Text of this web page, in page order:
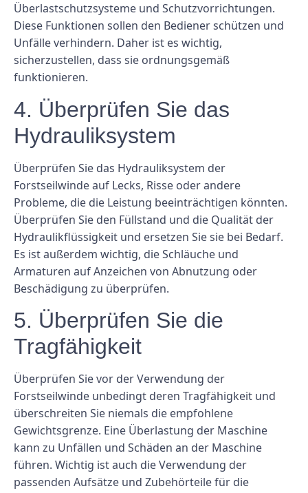
Überlastschutzsysteme und Schutzvorrichtungen.
Diese Funktionen sollen den Bediener schützen und
Unfälle verhindern. Daher ist es wichtig,
sicherzustellen, dass sie ordnungsgemäß
funktionieren.
4. Überprüfen Sie das
Hydrauliksystem
Überprüfen Sie das Hydrauliksystem der
Forstseilwinde auf Lecks, Risse oder andere
Probleme, die die Leistung beeinträchtigen könnten.
Überprüfen Sie den Füllstand und die Qualität der
Hydraulikflüssigkeit und ersetzen Sie sie bei Bedarf.
Es ist außerdem wichtig, die Schläuche und
Armaturen auf Anzeichen von Abnutzung oder
Beschädigung zu überprüfen.
5. Überprüfen Sie die
Tragfähigkeit
Überprüfen Sie vor der Verwendung der
Forstseilwinde unbedingt deren Tragfähigkeit und
überschreiten Sie niemals die empfohlene
Gewichtsgrenze. Eine Überlastung der Maschine
kann zu Unfällen und Schäden an der Maschine
führen. Wichtig ist auch die Verwendung der
passenden Aufsätze und Zubehörteile für die